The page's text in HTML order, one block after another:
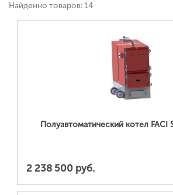
Найденно товаров: 14
ПОДРОБНЕЕ...
Полуавтоматический котел FACI
2 238 500 руб.